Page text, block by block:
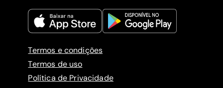
Termos e condições
Termos de uso
Política de Privacidade